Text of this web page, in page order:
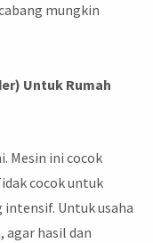
mungkin
Untuk Rumah
Mesin ini cocok
cocok untuk
Untuk usaha
agar hasil dan